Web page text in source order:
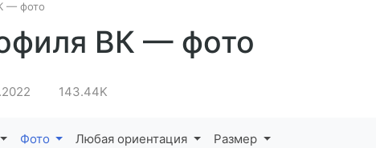
— фото
ВК — фото
143.44K
Фото Любая ориентация Размер